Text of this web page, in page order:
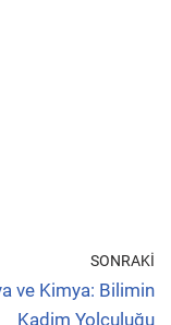
SONRAKI
ve Kimya: Bilimin
Kadim Yolculuğu